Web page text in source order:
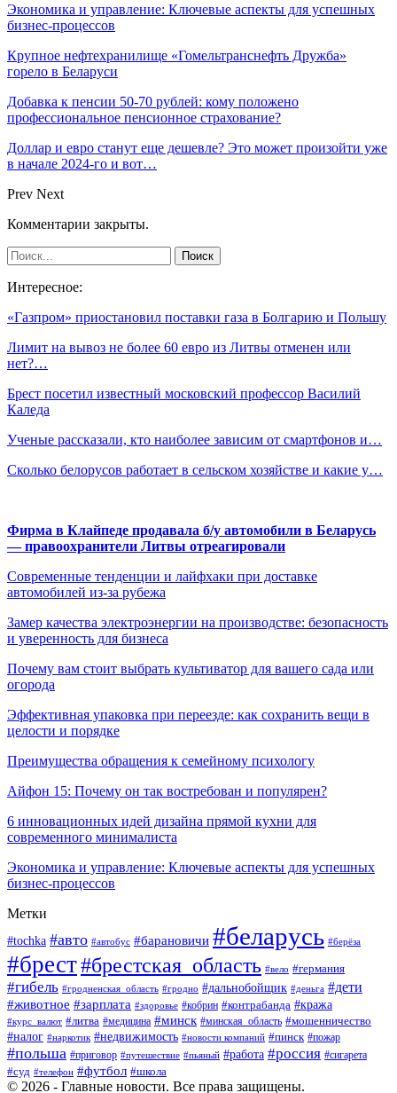
Экономика и управление: Ключевые аспекты для успешных
бизнес-процессов
Крупное нефтехранилище «Гомельтранснефть Дружба»
горело в Беларуси
Добавка к пенсии 50-70 рублей: кому положено
профессиональное пенсионное страхование?
Доллар и евро станут еще дешевле? Это может произойти уже
в начале 2024-го и вот…
Prev Next
Комментарии закрыты.
Интересное:
«Газпром» приостановил поставки газа в Болгарию и Польшу
Лимит на вывоз не более 60 евро из Литвы отменен или
нет?…
Брест посетил известный московский профессор Василий
Каледа
Ученые рассказали, кто наиболее зависим от смартфонов и…
Сколько белорусов работает в сельском хозяйстве и какие у…
Фирма в Клайпеде продавала б/у автомобили в Беларусь
— правоохранители Литвы отреагировали
Современные тенденции и лайфхаки при доставке
автомобилей из-за рубежа
Замер качества электроэнергии на производстве: безопасность
и уверенность для бизнеса
Почему вам стоит выбрать культиватор для вашего сада или
огорода
Эффективная упаковка при переезде: как сохранить вещи в
целости и порядке
Преимущества обращения к семейному психологу
Айфон 15: Почему он так востребован и популярен?
6 инновационных идей дизайна прямой кухни для
современного минималиста
Экономика и управление: Ключевые аспекты для успешных
бизнес-процессов
Метки
#tochka #авто #автобус #барановичи #беларусь #берёза
#брест#брестская_область #вело #германия
#гибель #гродненская_область #гродно #дальнобойщик #деньга #дети
#животное #зарплата #здоровье #кобрин #контрабанда #кража
#курс_валют #литва #медицина #минск #минская_область #мошенничество
#налог #наркотик #недвижимость #новости компаний #пинск #пожар
#польша #приговор #путешествие #пьяный #работа #россия #сигарета
#суд #телефон #футбол #школа
© 2026 - Главные новости. Все права защищены.